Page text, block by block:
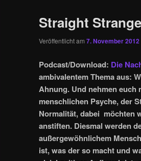
Straight
Veröffentlicht am 7. November 2012
Podcast/Download: Die
ambivalentem Thema aus:
Ahnung. Und nehmen euch
menschlichen Psyche, der
Normalität, dabei möchten
anstiften. Diesmal werden
außergewöhnlichem
ist, was der so macht und